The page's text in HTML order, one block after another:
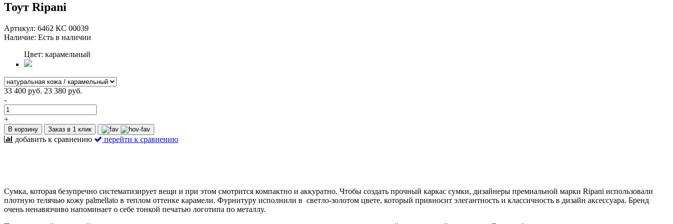
Тоут Ripani
Артикул: 6462 КС 00039
Наличие: Есть в наличии
Цвет: карамельный
33 400 руб. 23 380 руб.
-
+
В корзину Заказ в 1 клик
добавить к сравнению перейти к сравнению
Сумка, которая безупречно систематизирует вещи и при этом смотрится компактно и аккуратно. Чтобы создать прочный каркас сумки, дизайнеры премиальной марки Ripani использовали
плотную телячью кожу palmellato в теплом оттенке карамели. Фурнитуру исполнили в светло-золотом цвете, который привносит элегантность и классичность в дизайн аксессуара. Бренд
очень ненавязчиво напоминает о себе тонкой печатью логотипа по металлу.